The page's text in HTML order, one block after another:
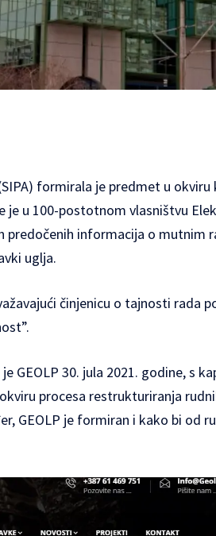
formirala je predmet u
je u 100-postotnom vlasništvu
predočenih informacija o mutnim
uglja.
činjenicu o tajnosti rada
GEOLP 30. jula 2021. godine, s
procesa restrukturiranja
GEOLP je formiran i kako bi od